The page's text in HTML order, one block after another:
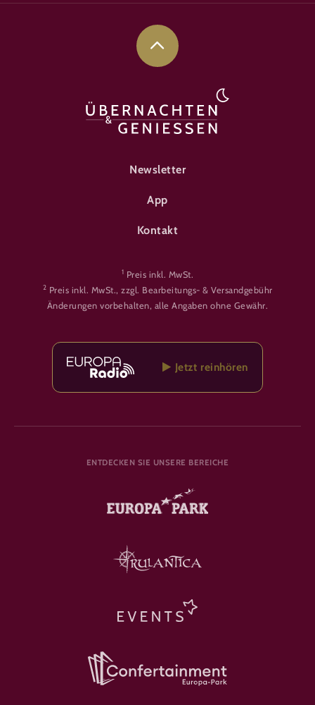
FOOTER-ÜBERNACHTEN
Newsletter
App
Kontakt
1 Preis inkl. MwSt.
2 Preis inkl. MwSt., zzgl. Bearbeitungs- & Versandgebühr
Änderungen vorbehalten, alle Angaben ohne Gewähr.
Jetzt reinhören
ENTDECKEN SIE UNSERE BEREICHE